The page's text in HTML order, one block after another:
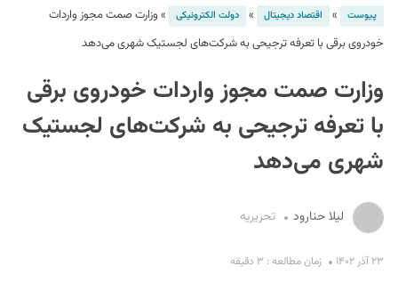
پیوست » اقتصاد دیجیتال » دولت الکترونیکی » وزارت صمت مجوز واردات
خودروی برقی با تعرفه ترجیحی به شرکت‌های لجستیک شهری می‌دهد
وزارت صمت مجوز واردات خودروی برقی
با تعرفه ترجیحی به شرکت‌های لجستیک
شهری می‌دهد
لیلا حنارود تحریریه
۲۳ آذر ۱۴۰۲ زمان مطالعه : ۳ دقیقه